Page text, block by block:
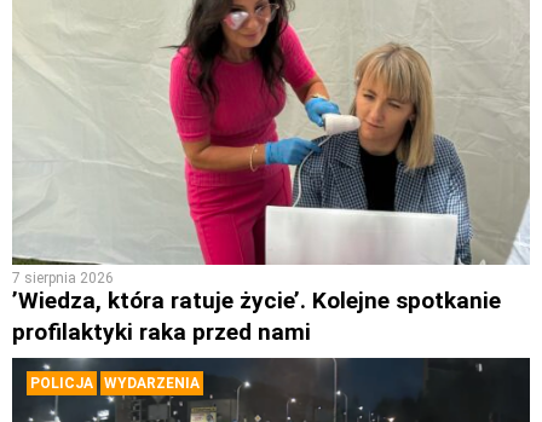
7 sierpnia 2026
’Wiedza, która ratuje życie’. Kolejne spotkanie
profilaktyki raka przed nami
POLICJA WYDARZENIA